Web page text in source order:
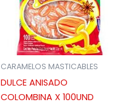
CARAMELOS MASTICABLES
DULCE ANISADO
COLOMBINA X 100UND